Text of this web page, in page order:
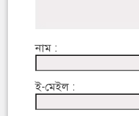
নাম :
ই-মেইল :